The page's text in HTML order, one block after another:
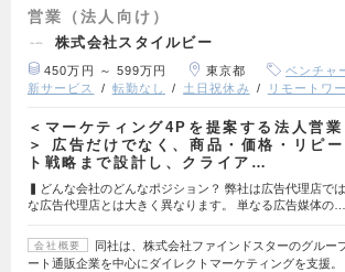
営業（法人向け）
株式会社スタイルビー
450万円 ～ 599万円 東京都 ベンチャ
新サービス
転勤なし 土日祝休み リモートワ
＜マーケティング4Pを提案する法人営業
＞ 広告だけでなく、商品・価格・リピー
ト戦略まで設計し、クライア…
▍どんな会社のどんなポジション？ 弊社は広告代理店で
な広告代理店とは大きく異なります。 単なる広告媒体の…
会社概要
同社は、株式会社ファインドスターのグルー
ート通販企業を中心にダイレクトマーケティングを支援。